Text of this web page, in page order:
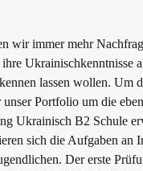
wir immer mehr
Ukrainischkenntnisse
lassen wollen. Um
unser Portfolio um die
Ukrainisch B2 Schule
sich die Aufgaben an
Der erste